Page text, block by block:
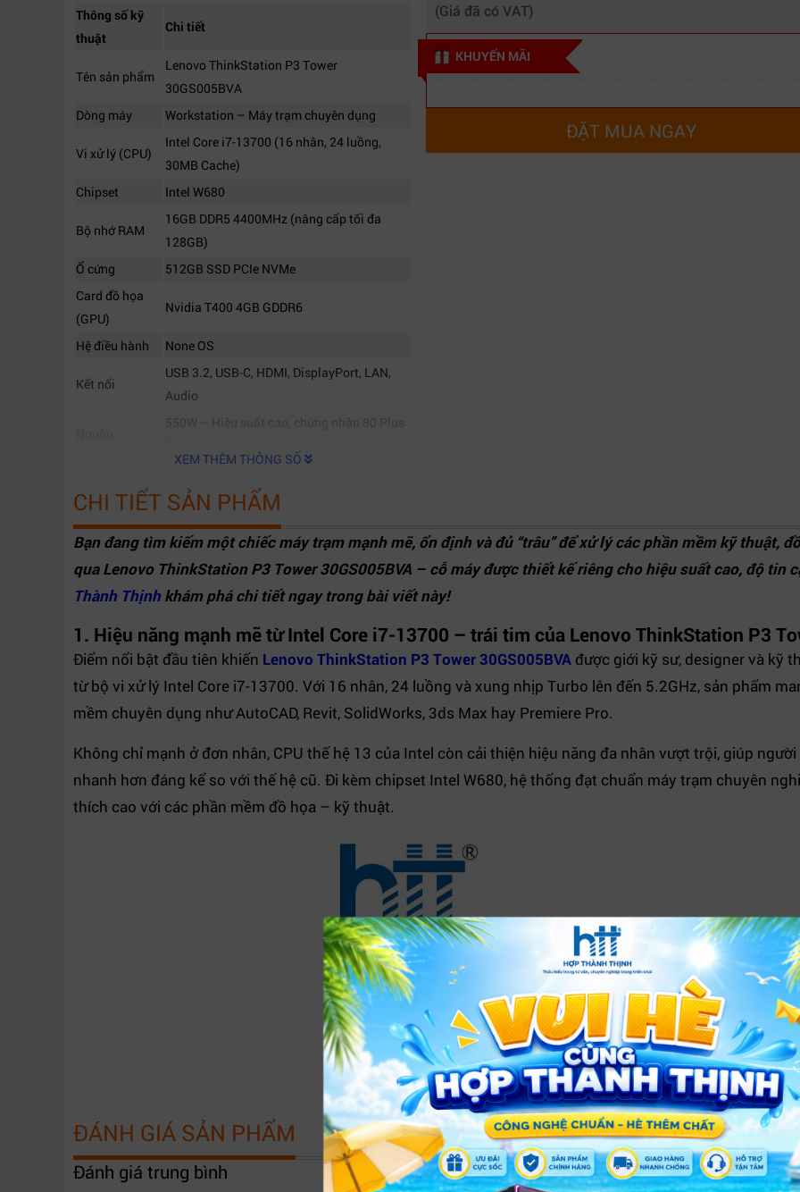
Thông số kỹ
thuật
Chi tiết
Tên sản phẩm
Lenovo ThinkStation P3 Tower
30GS005BVA
Dòng máy
Workstation – Máy trạm chuyên dụng
Vi xử lý (CPU)
Intel Core i7-13700 (16 nhân, 24 luồng,
30MB Cache)
Chipset
Intel W680
Bộ nhớ RAM
16GB DDR5 4400MHz (nâng cấp tối đa
128GB)
Ổ cứng
512GB SSD PCIe NVMe
Card đồ họa
(GPU)
Nvidia T400 4GB GDDR6
Hệ điều hành None OS
Kết nối
USB 3.2, USB-C, HDMI, DisplayPort, LAN,
Audio
550W – Hiệu suất cao, chứng nhận 80 Plus
ưu
Bảo hành
36 tháng chính hãng Lenovo
XEM THÊM THÔNG SỐ
(Giá đã có VAT)
KHUYẾN MÃI
ĐẶT MUA NGAY
CHI TIẾT SẢN PHẨM
Bạn đang tìm kiếm một chiếc máy trạm mạnh mẽ, ổn định và đủ “trâu” để xử lý các phần mềm kỹ thuật,
qua Lenovo ThinkStation P3 Tower 30GS005BVA – cỗ máy được thiết kế riêng cho hiệu suất cao, độ tin
Thành Thịnh khám phá chi tiết ngay trong bài viết này!
1. Hiệu năng mạnh mẽ từ Intel Core i7-13700 – trái tim của Lenovo ThinkStation P3
Điểm nổi bật đầu tiên khiến Lenovo ThinkStation P3 Tower 30GS005BVA được giới kỹ sư, designer và kỹ
từ bộ vi xử lý Intel Core i7-13700. Với 16 nhân, 24 luồng và xung nhịp Turbo lên đến 5.2GHz, sản phẩm
mềm chuyên dụng như AutoCAD, Revit, SolidWorks, 3ds Max hay Premiere Pro.
Không chỉ mạnh ở đơn nhân, CPU thế hệ 13 của Intel còn cải thiện hiệu năng đa nhân vượt trội, giúp
nhanh hơn đáng kể so với thế hệ cũ. Đi kèm chipset Intel W680, hệ thống đạt chuẩn máy trạm chuyên
thích cao với các phần mềm đồ họa – kỹ thuật.
XEM THÊM
ĐÁNH GIÁ SẢN PHẨM
Đánh giá trung bình